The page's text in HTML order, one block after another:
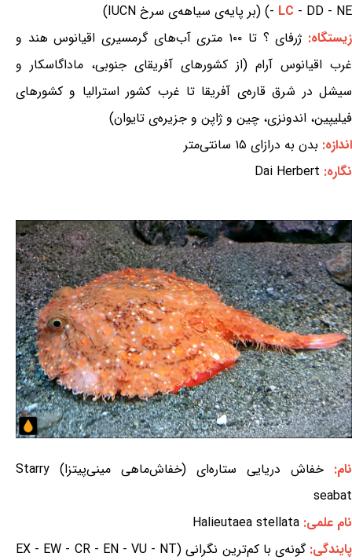
- LC - DD - NE) (بر پایه‌ی سیاهه‌ی سرخ IUCN)
زیستگاه:
ژرفای ؟ تا ۱۰۰ متری آب‌های گرمسیری اقیانوس هند و
غرب اقیانوس آرام (از کشورهای آفریقای جنوبی، ماداگاسکار و
سیشل در شرق قاره‌ی آفریقا تا غرب کشور استرالیا و کشورهای
فیلیپین، اندونزی، چین و ژاپن و جزیره‌ی تایوان)
اندازه: بدن به درازای ۱۵ سانتی‌متر
نگاره: Dai Herbert
نام:
خفاش دریایی ستاره‌ای (خفاش‌ماهی مینی‌پیتزا) Starry
seabat
نام علمی: Halieutaea stellata
پایندگی:
گونه‌ی با کم‌ترین نگرانی (EX - EW - CR - EN - VU - NT